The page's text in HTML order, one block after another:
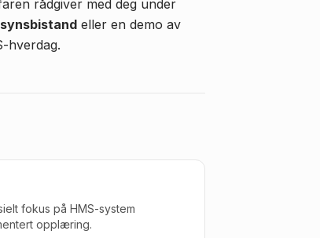
rådgiver med deg under
eller en demo av
hverdag.
fokus på HMS-system
opplæring.